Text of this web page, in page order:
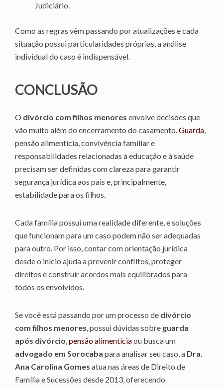
Judiciário.
Como as regras vêm passando por atualizações e cada
situação possui particularidades próprias, a análise
individual do caso é indispensável.
CONCLUSÃO
O divórcio com filhos menores envolve decisões que
vão muito além do encerramento do casamento.Guarda,
pensão alimentícia, convivência familiar e
responsabilidades relacionadas à educação e à saúde
precisam ser definidas com clareza para garantir
segurança jurídica aos pais e, principalmente,
estabilidade para os filhos.
Cada família possui uma realidade diferente, e soluções
que funcionam para um caso podem não ser adequadas
para outro. Por isso, contar com orientação jurídica
desde o início ajuda a prevenir conflitos, proteger
direitos e construir acordos mais equilibrados para
todos os envolvidos.
Se você está passando por um processo de divórcio
com filhos menores, possui dúvidas sobre guarda
após divórcio,pensão alimentíciaou busca um
advogado em Sorocaba para analisar seu caso, a Dra.
Ana Carolina Gomes atua nas áreas de Direito de
Família e Sucessões desde 2013, oferecendo